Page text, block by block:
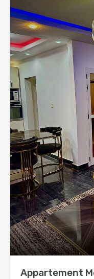
Appartement